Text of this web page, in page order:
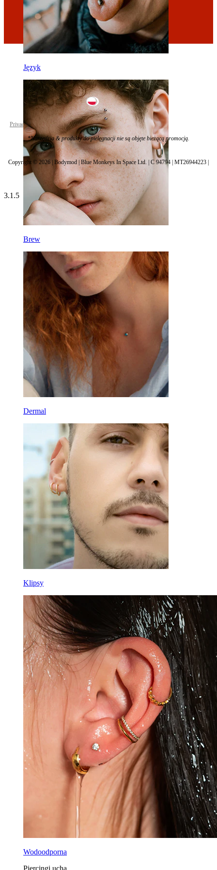
Język
Brew
Dermal
Klipsy
Wodoodporna
Piercingi ucha
Poland
Privacy policy Cookie settings
*Narzędzia & produkty do pielęgnacji nie są objęte bieżącą promocją.
Copyright © 2026 | Bodymod | Blue Monkeys In Space Ltd. | C 94794 | MT26944223 |
3.1.5